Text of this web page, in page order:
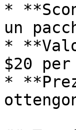
*
un
*
$20
*